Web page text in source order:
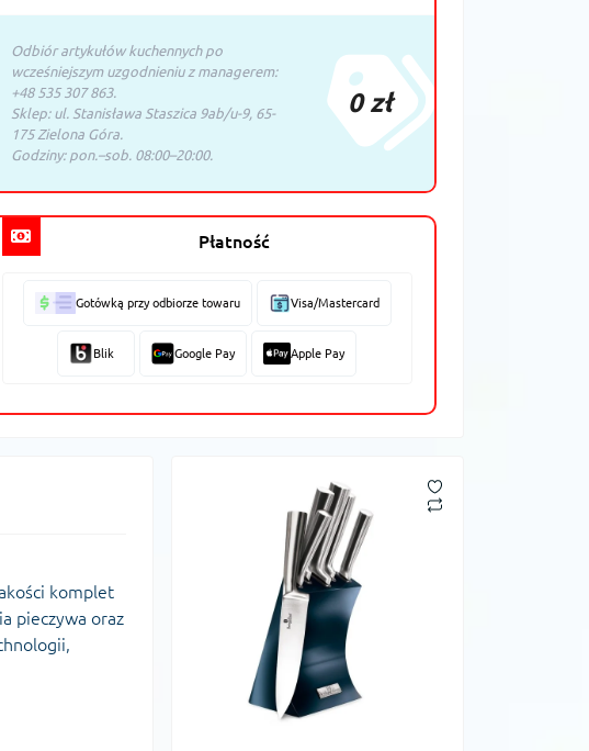
Odbiór artykułów kuchennych po
wcześniejszym uzgodnieniu z managerem:
+48 535 307 863.
Sklep: ul. Stanisława Staszica 9ab/u-9, 65-
175 Zielona Góra.
Godziny: pon.–sob. 08:00–20:00.
0 zł
Płatność
Gotówką przy odbiorze towaru Visa/Mastercard
Blik Google Pay Apple Pay
komplet
pieczywa oraz